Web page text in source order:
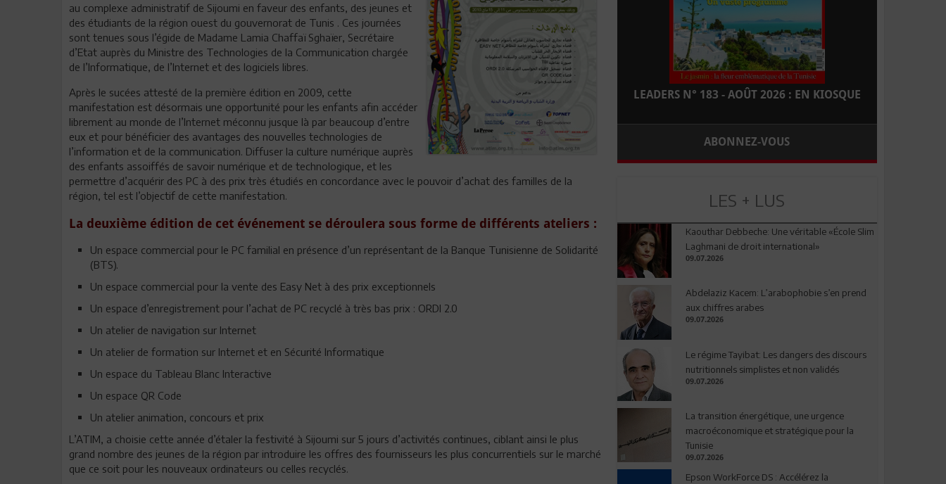
au complexe administratif de Sijoumi en faveur des enfants, des jeunes et
des étudiants de la région ouest du gouvernorat de Tunis . Ces journées
sont tenues sous l’égide de Madame Lamia Chaffaï Sghaïer, Secrétaire
d’Etat auprès du Ministre des Technologies de la Communication chargée
de l’Informatique, de l’Internet et des logiciels libres.
Après le sucées attesté de la première édition en 2009, cette
manifestation est désormais une opportunité pour les enfants afin accéder
librement au monde de l’Internet méconnu jusque là par beaucoup d’entre
eux et pour bénéficier des avantages des nouvelles technologies de
l’information et de la communication. Diffuser la culture numérique auprès
des enfants assoiffés de savoir numérique et de technologique, et les
permettre d’acquérir des PC à des prix très étudiés en concordance avec le pouvoir d’achat des familles de la
région, tel est l’objectif de cette manifestation.
La deuxième édition de cet événement se déroulera sous forme de différents ateliers :
Un espace commercial pour le PC familial en présence d’un représentant de la Banque Tunisienne de Solidarité
(BTS).
Un espace commercial pour la vente des Easy Net à des prix exceptionnels
Un espace d’enregistrement pour l’achat de PC recyclé à très bas prix : ORDI 2.0
Un atelier de navigation sur Internet
Un atelier de formation sur Internet et en Sécurité Informatique
Un espace du Tableau Blanc Interactive
Un espace QR Code
Un atelier animation, concours et prix
L’ATIM, a choisie cette année d’étaler la festivité à Sijoumi sur 5 jours d’activités continues, ciblant ainsi le plus
grand nombre des jeunes de la région par introduire les offres des fournisseurs les plus concurrentiels sur le marché
que ce soit pour les nouveaux ordinateurs ou celles recyclés.
LEADERS N° 183 - AOÛT 2026 : EN KIOSQUE
ABONNEZ-VOUS
LES + LUS
Kaouthar Debbeche: Une véritable «École Slim
Laghmani de droit international»
09.07.2026
Abdelaziz Kacem: L’arabophobie s’en prend
aux chiffres arabes
09.07.2026
Le régime Tayibat: Les dangers des discours
nutritionnels simplistes et non validés
09.07.2026
La transition énergétique, une urgence
macroéconomique et stratégique pour la
Tunisie
09.07.2026
Epson WorkForce DS : Accélérez la